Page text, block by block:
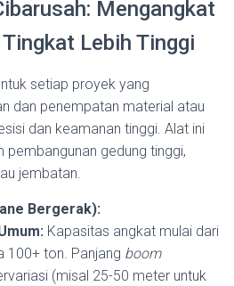
Mengangkat
Lebih Tinggi
setiap proyek yang
dan penempatan material atau
dan keamanan tinggi. Alat ini
pembangunan gedung tinggi,
jembatan.
Bergerak):
Kapasitas angkat mulai dari
100+ ton. Panjang boom
(misal 25-50 meter untuk